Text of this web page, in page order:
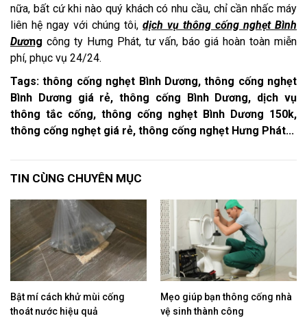
nữa, bất cứ khi nào quý khách có nhu cầu, chỉ cần nhấc máy
liên hệ ngay với chúng tôi, dịch vụ thông cống nghẹt Bình
Dương công ty Hưng Phát, tư vấn, báo giá hoàn toàn miễn
phí, phục vụ 24/24.
Tags: thông cống nghẹt Bình Dương, thông cống nghẹt
Bình Dương giá rẻ, thông cống Bình Dương, dịch vụ
thông tắc cống, thông cống nghẹt Bình Dương 150k,
thông cống nghẹt giá rẻ, thông cống nghẹt Hưng Phát...
TIN CÙNG CHUYÊN MỤC
Bật mí cách khử mùi cống
thoát nước hiệu quả
Mẹo giúp bạn thông cống nhà
vệ sinh thành công